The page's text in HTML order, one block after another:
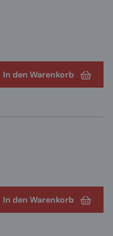
In den Warenkorb
In den Warenkorb